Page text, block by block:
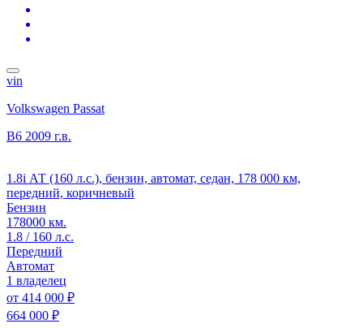
vin
Volkswagen Passat
B6 2009 г.в.
1.8i АТ (160 л.с.), бензин, автомат, седан, 178 000 км,
передний, коричневый
Бензин
178000 км.
1.8 / 160 л.с.
Передний
Автомат
1 владелец
от 414 000 ₽
664 000 ₽